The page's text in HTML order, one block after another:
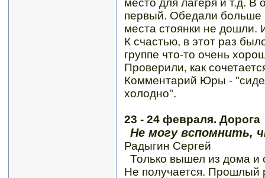
место для лагеря и т.д.
первый. Обедали больше
места стоянки не дошли.
К счастью, в этот раз
группе что-то очень
Проверили, как
Комментарий Юры -
холодно".
23 - 24 февраля. Дорога
Не могу вспомнить,
Радыгин Сергей
Только вышел из дома и
Не получается. Прошлый